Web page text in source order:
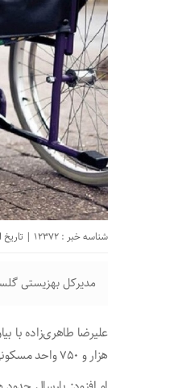
شناسه خبر : 12372 | تاریخ انتشار : 31 تیر 1403 - 16:03 |
مدیرکل بهزیستی گلستان گفت: ۲ هزار و ۳۰۰ مددجوی ضایعه
هزار و ۷۵۰ واحد مسکونی ویژه مددجویان بهزیستی در گلستان ساخته شد.